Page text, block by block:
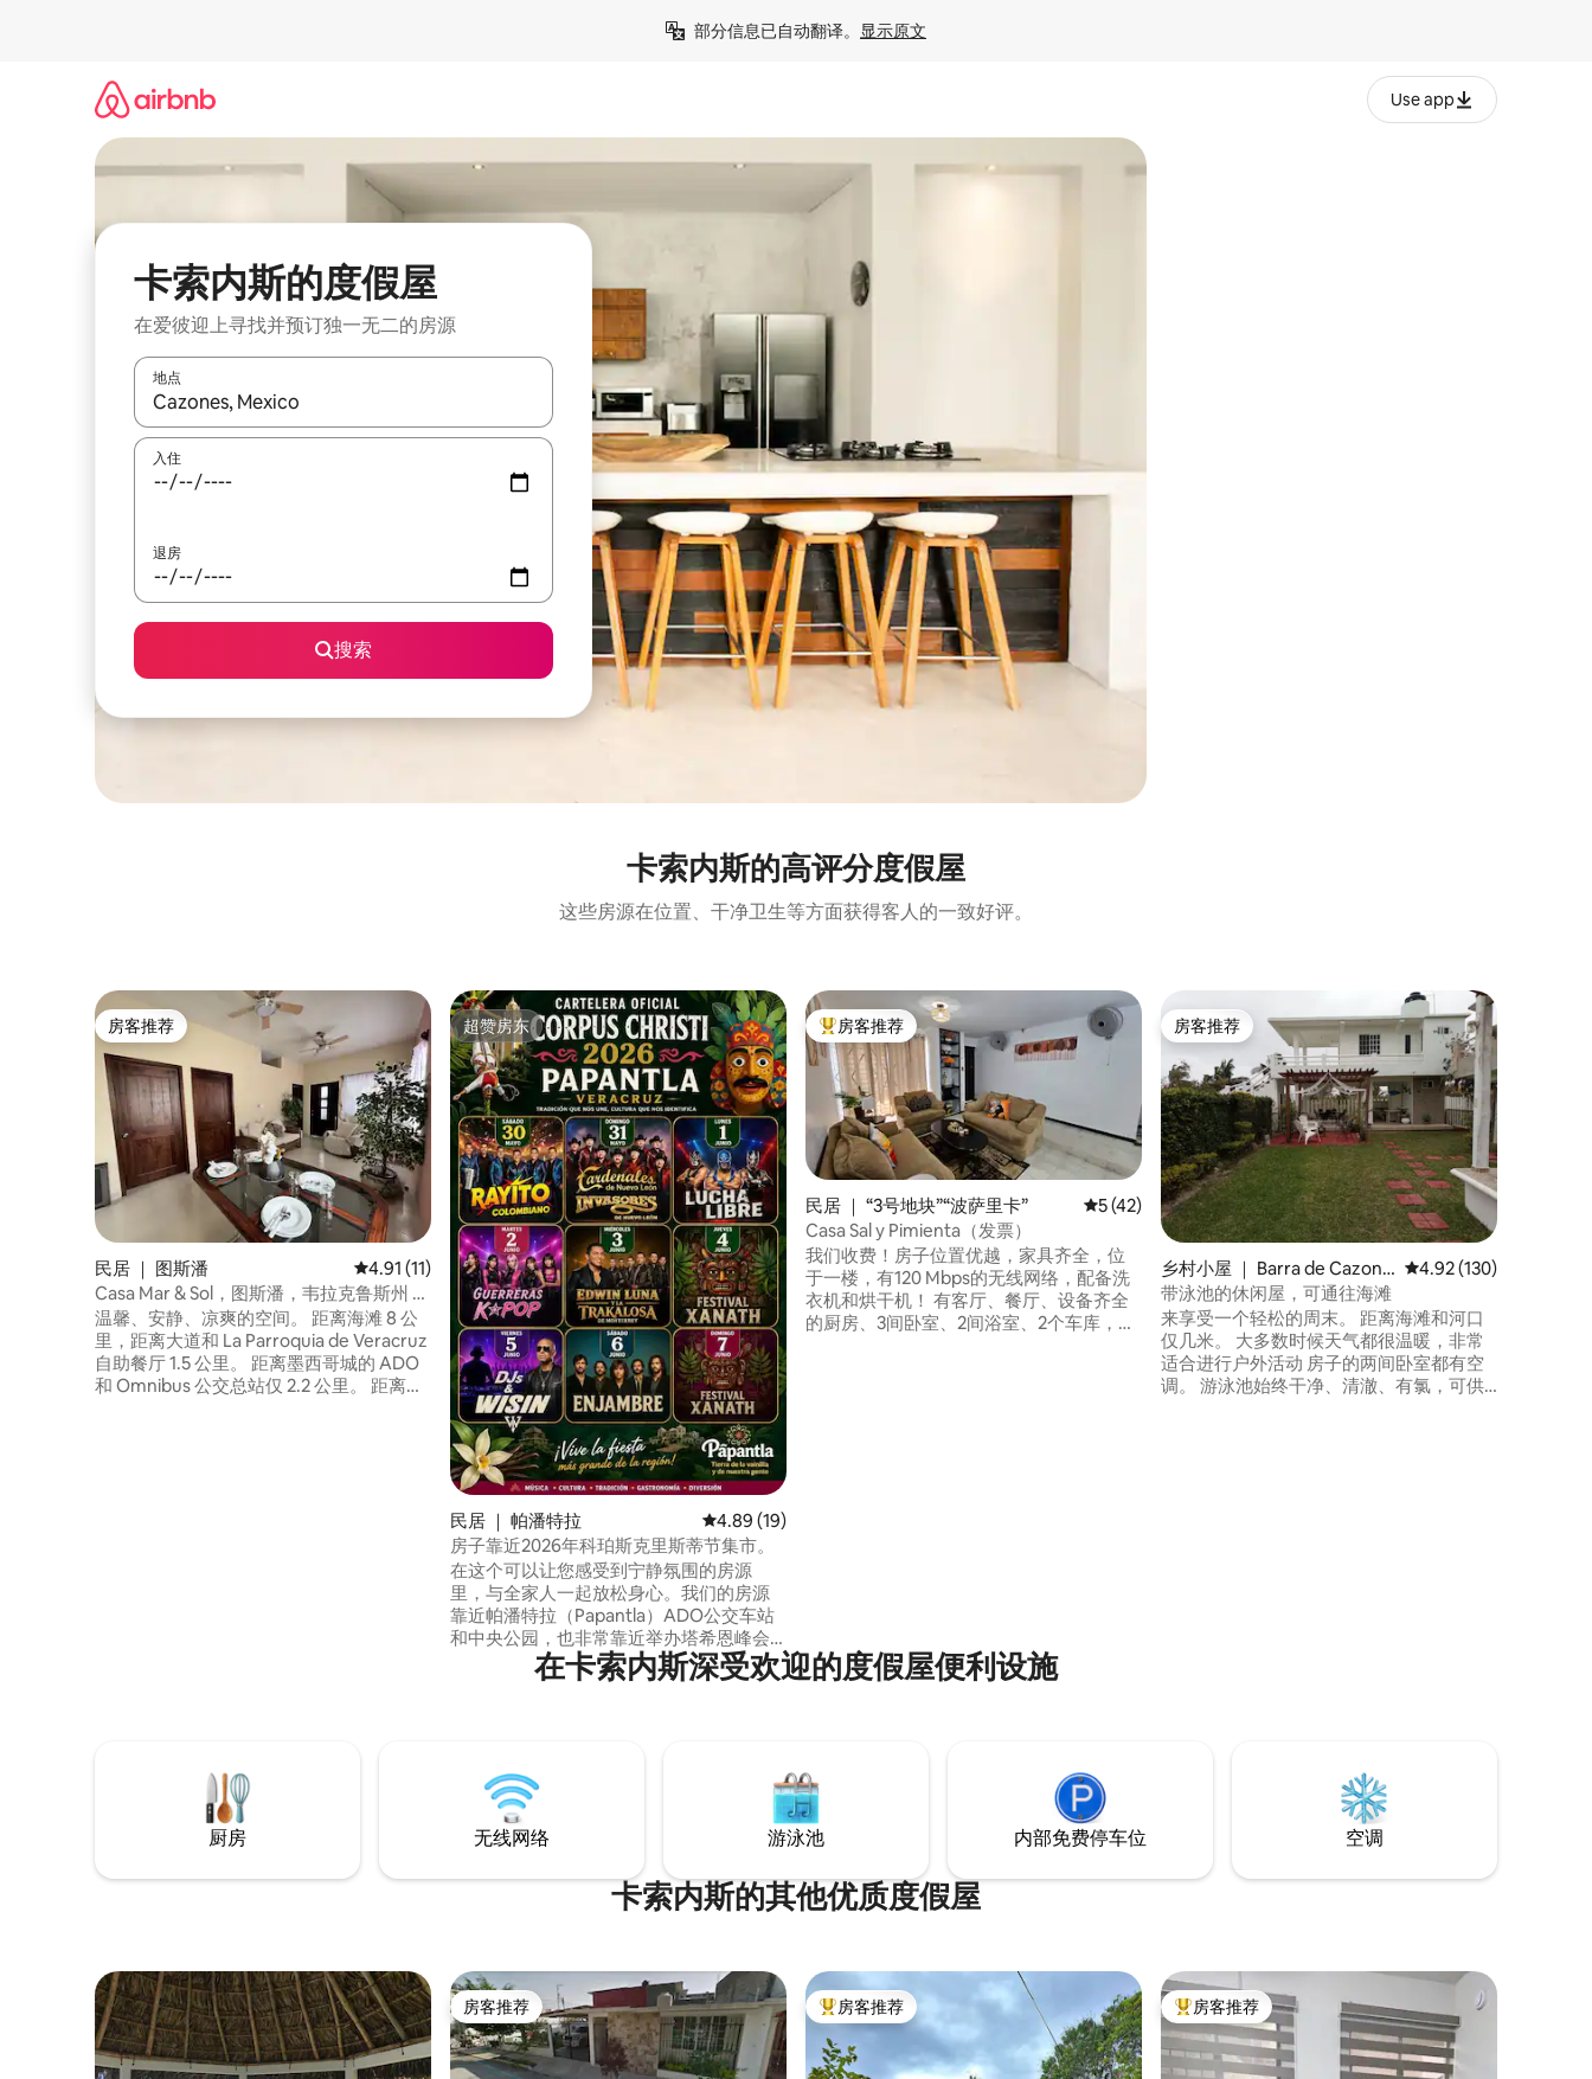
部分信息已自动翻译。 显示原文
Use app
卡索内斯的度假屋
在爱彼迎上寻找并预订独一无二的房源
地点
如有搜索结果，请使用上下方向键查看，或通过点击或滑动手势浏览。
入住
退房
搜索
卡索内斯的高评分度假屋
这些房源在位置、干净卫生等方面获得客人的一致好评。
房客推荐
房客推荐
民居 ｜ 图斯潘 平均评分 4.91 分（满分 5 分），共 11 条评价
4.91 (11)
Casa Mar & Sol，图斯潘，韦拉克鲁斯州 空
调和停车位
温馨、安静、凉爽的空间。 距离海滩 8 公
里，距离大道和 La Parroquia de Veracruz
自助餐厅 1.5 公里。 距离墨西哥城的 ADO
和 Omnibus 公交总站仅 2.2 公里。 距离图
超赞房东
超赞房东
民居 ｜ 帕潘特拉 平均评分 4.89 分（满分 5 分），共 19 条评价
4.89 (19)
房子靠近2026年科珀斯克里斯蒂节集市。
在这个可以让您感受到宁静氛围的房源
里，与全家人一起放松身心。我们的房源
靠近帕潘特拉（Papantla）ADO公交车站
和中央公园，也非常靠近举办塔希恩峰会
活动的主题公园。我们距离特科卢特拉
（Tecolutla）海滩和兰乔普拉亚（Rancho
热门「房客推荐」
房客推荐
民居 ｜ “3号地块”“波萨里卡” 平均评分 5 分（满分 5 分），共 42 条评价
5 (42)
Casa Sal y Pimienta（发票）
我们收费！房子位置优越，家具齐全，位
于一楼，有120 Mbps的无线网络，配备洗
衣机和烘干机！ 有客厅、餐厅、设备齐全
的厨房、3间卧室、2间浴室、2个车库，总
房客推荐
房客推荐
乡村小屋 ｜ Barra de Cazone
s
平均评分 4.92 分（满
4.92 (130)
带泳池的休闲屋，可通往海滩
来享受一个轻松的周末。 距离海滩和河口
仅几米。 大多数时候天气都很温暖，非常
适合进行户外活动 房子的两间卧室都有空
调。 游泳池始终干净、清澈、有氯，可供
在卡索内斯深受欢迎的度假屋便利设施
厨房 无线网络 游泳池 内部免费停车位 空调
卡索内斯的其他优质度假屋
房客推荐
房客推荐 热门「房客推荐」
房客推荐 热门「房客推荐」
房客推荐